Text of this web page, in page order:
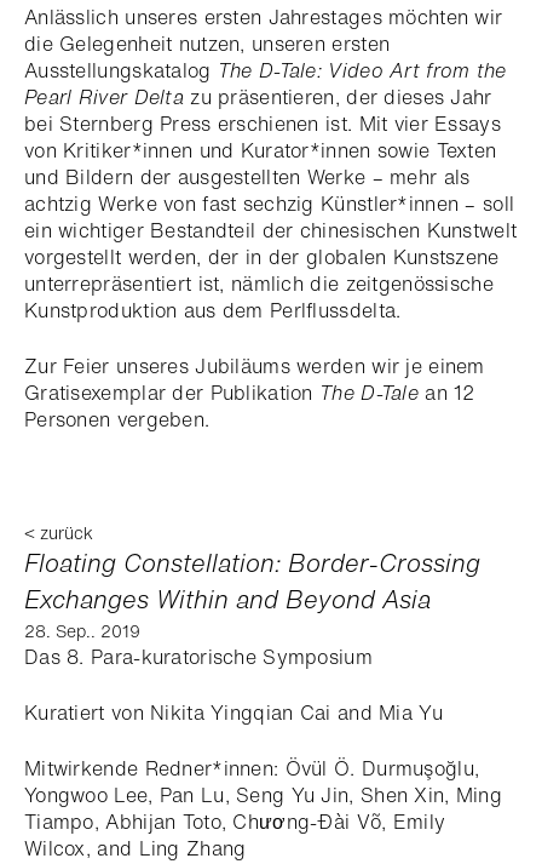
Anlässlich unseres ersten Jahrestages möchten wir
die Gelegenheit nutzen, unseren ersten
Ausstellungskatalog The D-Tale: Video Art from the
Pearl River Delta zu präsentieren, der dieses Jahr
bei Sternberg Press erschienen ist. Mit vier Essays
von Kritiker*innen und Kurator*innen sowie Texten
und Bildern der ausgestellten Werke – mehr als
achtzig Werke von fast sechzig Künstler*innen – soll
ein wichtiger Bestandteil der chinesischen Kunstwelt
vorgestellt werden, der in der globalen Kunstszene
unterrepräsentiert ist, nämlich die zeitgenössische
Kunstproduktion aus dem Perlflussdelta.
Zur Feier unseres Jubiläums werden wir je einem
Gratisexemplar der Publikation The D-Tale an 12
Personen vergeben.
< zurück
Floating Constellation: Border-Crossing
Exchanges Within and Beyond Asia
28. Sep.. 2019
Das 8. Para-kuratorische Symposium
Kuratiert von Nikita Yingqian Cai and Mia Yu
Mitwirkende Redner*innen: Övül Ö. Durmuşoğlu,
Yongwoo Lee, Pan Lu, Seng Yu Jin, Shen Xin, Ming
Tiampo, Abhijan Toto, Chương-Đài Võ, Emily
Wilcox, and Ling Zhang